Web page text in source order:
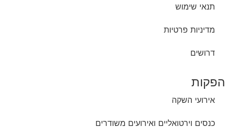
תנאי שימוש
מדיניות פרטיות
דרושים
הפקות
אירועי השקה
כנסים וירטואליים ואירועים משודרים